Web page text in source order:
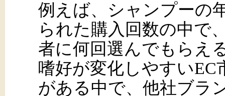
例えば、シャンプーの
られた購入回数の中で
者に何回選んでもらえ
嗜好が変化しやすい
がある中で、他社ブラ